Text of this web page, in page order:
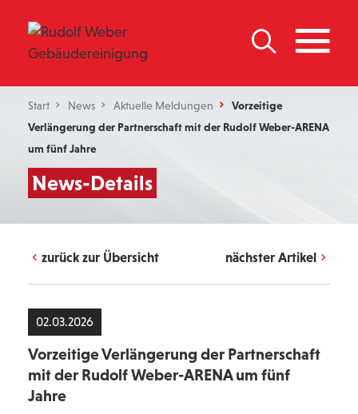
Start News Aktuelle Meldungen
Vorzeitige
Verlängerung der Partnerschaft mit der Rudolf Weber-ARENA
um fünf Jahre
News-Details
zurück zur Übersicht nächster Artikel
02.03.2026
Vorzeitige Verlängerung der Partnerschaft
mit der Rudolf Weber-ARENA um fünf
Jahre